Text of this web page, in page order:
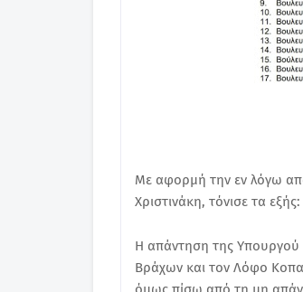
Με αφορμή την εν λόγω
Χριστινάκη, τόνισε τα εξής:
Η απάντηση της Υπουργού
Βράχων και τον Λόφο